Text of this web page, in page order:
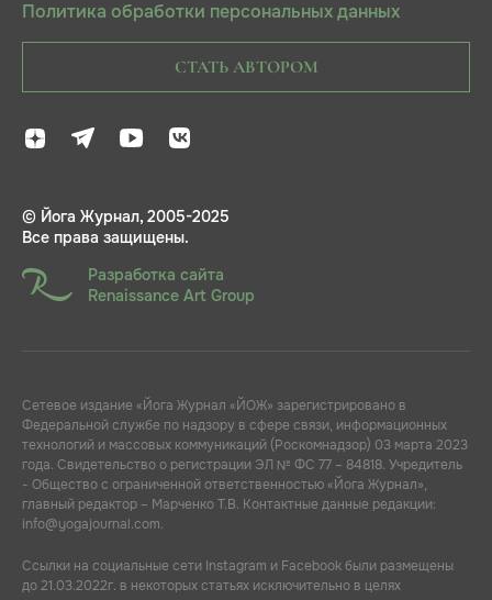
Политика обработки персональных данных
СТАТЬ АВТОРОМ
© Йога Журнал, 2005-2025
Все права защищены.
Разработка сайта
Renaissance Art Group
Сетевое издание «Йога Журнал «ЙОЖ» зарегистрировано в
Федеральной службе по надзору в сфере связи, информационных
технологий и массовых коммуникаций (Роскомнадзор) 03 марта 2023
года. Свидетельство о регистрации ЭЛ № ФС 77 – 84818. Учредитель
- Общество с ограниченной ответственностью «Йога Журнал»,
главный редактор – Марченко Т.В. Контактные данные редакции:
info@yogajournal.com.
Ссылки на социальные сети Instagram и Facebook были размещены
до 21.03.2022г. в некоторых статьях исключительно в целях